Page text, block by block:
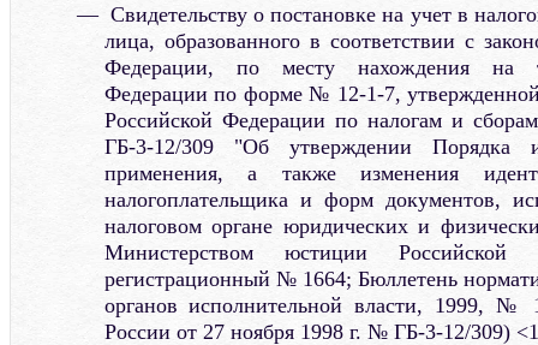
Свидетельству о постановке на учет в
лица, образованного в соответствии с
Федерации, по месту нахождения на
Федерации по форме № 12-1-7,
Российской Федерации по налогам и
ГБ-3-12/309 "Об утверждении Порядка
применения, а также изменения
налогоплательщика и форм документов,
налоговом органе юридических и
Министерством юстиции Российской
регистрационный № 1664; Бюллетень
органов исполнительной власти, 1999,
России от 27 ноября 1998 г. № ГБ-3-12/309)